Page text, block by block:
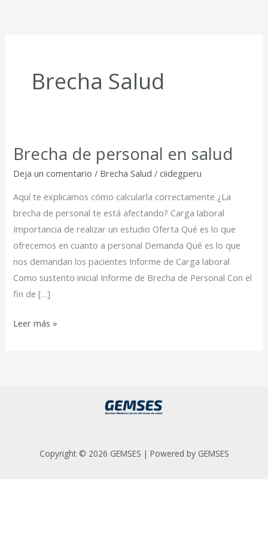
Brecha Salud
Brecha de personal en salud
Deja un comentario / Brecha Salud /ciidegperu
Aquí te explicamos cómo calcularla correctamente ¿La
brecha de personal te está afectando? Carga laboral
Importancia de realizar un estudio Oferta Qué es lo que
ofrecemos en cuanto a personal Demanda Qué es lo que
nos demandan los pacientes Informe de Carga laboral
Como sustento inicial Informe de Brecha de Personal Con el
fin de […]
Brecha
personal
en
salud
Leer más »
Copyright © 2026 GEMSES | Powered by GEMSES